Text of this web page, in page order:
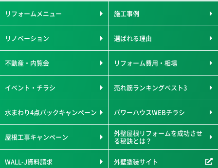
リフォームメニュー 施工事例
リノベーション 選ばれる理由
不動産・内覧会 リフォーム費用・相場
イベント・チラシ 売れ筋ランキングベスト3
水まわり4点パックキャンペーン パワーハウスWEBチラシ
屋根工事キャンペーン
外壁屋根リフォームを成功させ
る秘訣とは？
WALL-J資料請求 外壁塗装サイト